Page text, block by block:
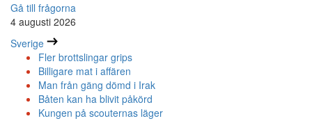
Gå till frågorna
4 augusti 2026
Sverige
Fler brottslingar grips
Billigare mat i affären
Man från gäng dömd i Irak
Båten kan ha blivit påkörd
Kungen på scouternas läger